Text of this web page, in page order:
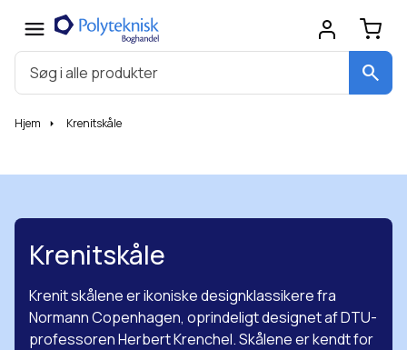
search
Hjem Krenitskåle
Krenitskåle
Krenit skålene er ikoniske designklassikere fra
Normann Copenhagen, oprindeligt designet af DTU-
professoren Herbert Krenchel. Skålene er kendt for